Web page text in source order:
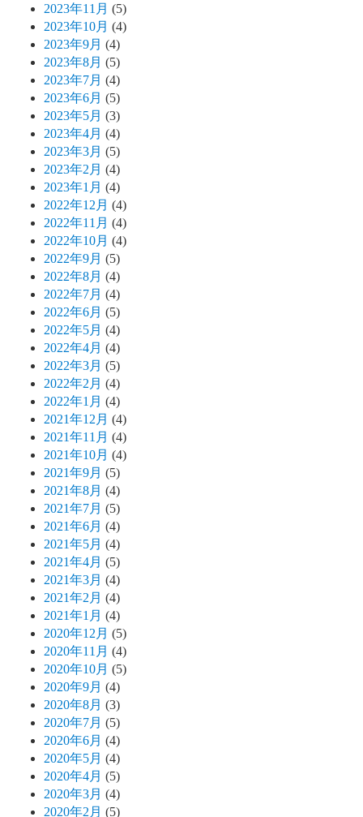
2023年11月 (5)
2023年10月 (4)
2023年9月 (4)
2023年8月 (5)
2023年7月 (4)
2023年6月 (5)
2023年5月 (3)
2023年4月 (4)
2023年3月 (5)
2023年2月 (4)
2023年1月 (4)
2022年12月 (4)
2022年11月 (4)
2022年10月 (4)
2022年9月 (5)
2022年8月 (4)
2022年7月 (4)
2022年6月 (5)
2022年5月 (4)
2022年4月 (4)
2022年3月 (5)
2022年2月 (4)
2022年1月 (4)
2021年12月 (4)
2021年11月 (4)
2021年10月 (4)
2021年9月 (5)
2021年8月 (4)
2021年7月 (5)
2021年6月 (4)
2021年5月 (4)
2021年4月 (5)
2021年3月 (4)
2021年2月 (4)
2021年1月 (4)
2020年12月 (5)
2020年11月 (4)
2020年10月 (5)
2020年9月 (4)
2020年8月 (3)
2020年7月 (5)
2020年6月 (4)
2020年5月 (4)
2020年4月 (5)
2020年3月 (4)
2020年2月 (5)